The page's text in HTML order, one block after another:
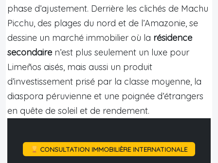
phase d’ajustement. Derrière les clichés de Machu
Picchu, des plages du nord et de l’Amazonie, se
dessine un marché immobilier où la résidence
secondaire n’est plus seulement un luxe pour
Limeños aisés, mais aussi un produit
d’investissement prisé par la classe moyenne, la
diaspora péruvienne et une poignée d’étrangers
en quête de soleil et de rendement.
CONSULTATION IMMOBILIÈRE INTERNATIONALE